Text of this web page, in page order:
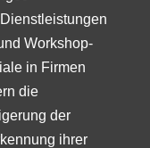
Workshop-
in Firmen
die
der
ihrer